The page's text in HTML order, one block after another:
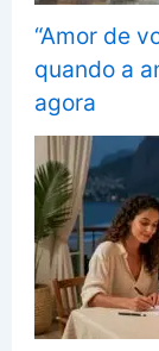
“Amor de
quando a
agora